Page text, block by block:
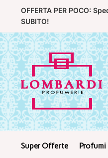
navigation
content
OFFERTA PER POCO:
SUBITO!
Super Offerte Profumi